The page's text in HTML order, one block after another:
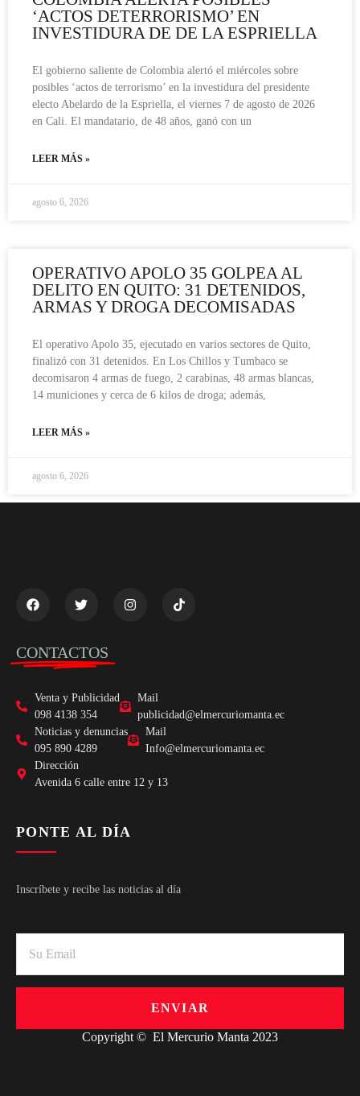
‘ACTOS DETERRORISMO’ EN
INVESTIDURA DE DE LA ESPRIELLA
El gobierno saliente de Colombia alertó el miércoles sobre
posibles ‘actos de terrorismo’ en la investidura del presidente
electo Abelardo de la Espriella, el viernes 7 de agosto de 2026
en Cali. El mandatario, de 48 años, ganó con un
LEER MÁS »
agosto 6, 2026
OPERATIVO APOLO 35 GOLPEA AL
DELITO EN QUITO: 31 DETENIDOS,
ARMAS Y DROGA DECOMISADAS
El operativo Apolo 35, ejecutado en varios sectores de Quito,
finalizó con 31 detenidos. En Los Chillos y Tumbaco se
decomisaron 4 armas de fuego, 2 carabinas, 48 armas blancas,
14 municiones y cerca de 6 kilos de droga; además,
LEER MÁS »
agosto 6, 2026
CONTACTOS
Venta y Publicidad
098 4138 354
Mail
publicidad@elmercuriomanta.ec
Noticias y denuncias
095 890 4289
Mail
Info@elmercuriomanta.ec
Dirección
Avenida 6 calle entre 12 y 13
PONTE AL DÍA
Inscríbete y recibe las noticias al día
ENVIAR
Copyright © El Mercurio Manta 2023